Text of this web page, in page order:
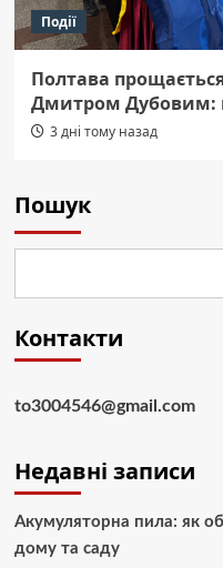
Події
Полтава
Дмитром Дубовим:
3 дні тому назад
Пошук
Контакти
to3004546@gmail.com
Недавні записи
Акумуляторна пила: як
дому та саду